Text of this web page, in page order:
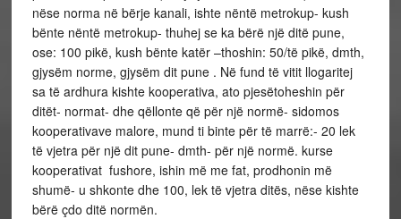
nëse norma në bërje kanali, ishte nëntë metrokup- kush
bënte nëntë metrokup- thuhej se ka bërë një ditë pune,
ose: 100 pikë, kush bënte katër –thoshin: 50/të pikë, dmth,
gjysëm norme, gjysëm dit pune . Në fund të vitit llogaritej
sa të ardhura kishte kooperativa, ato pjesëtoheshin për
ditët- normat- dhe qëllonte që për një normë- sidomos
kooperativave malore, mund ti binte për të marrë:- 20 lek
të vjetra për një dit pune- dmth- për një normë. kurse
kooperativat fushore, ishin më me fat, prodhonin më
shumë- u shkonte dhe 100, lek të vjetra ditës, nëse kishte
bërë çdo ditë normën.